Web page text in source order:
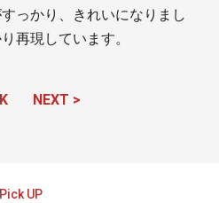
っかり、きれいになりまし
再現しています。
NEXT >